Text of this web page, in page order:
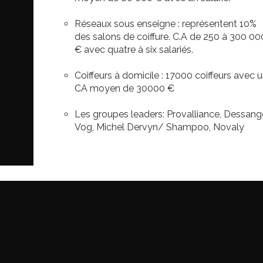
Réseaux sous enseigne : représentent 10%
des salons de coiffure. C.A de 250 à 300
€ avec quatre à six salariés.
Coiffeurs à domicile : 17000 coiffeurs avec
CA moyen de 30000 €
Les groupes leaders: Provalliance,
Vog, Michel Dervyn/ Shampoo, Novaly